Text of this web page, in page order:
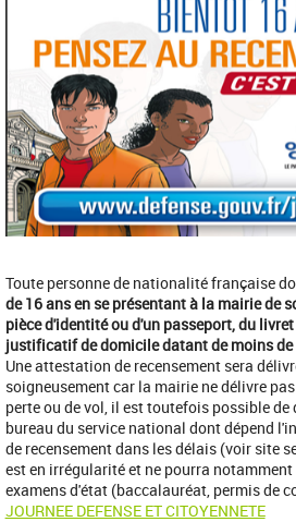
Toute personne de nationalité française
de 16 ans en se présentant à la mairie de
pièce d'identité ou d'un passeport, du
justificatif de domicile datant de moins de
Une attestation de recensement sera
soigneusement car la mairie ne délivre
perte ou de vol, il est toutefois possible
bureau du service national dont dépend
de recensement dans les délais (voir site
est en irrégularité et ne pourra
examens d'état (baccalauréat, permis de
JOURNEE DEFENSE ET CITOYENNETE